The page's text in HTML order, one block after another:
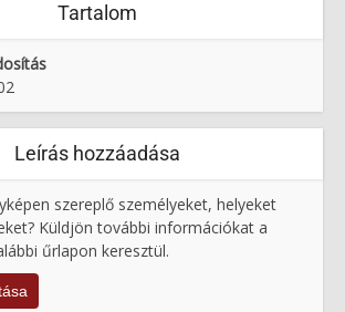
Tartalom
Leírás hozzáadása
szereplő személyeket, helyeket
Küldjön további információkat a
űrlapon keresztül.